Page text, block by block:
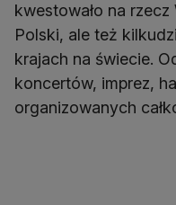
kwestowało na
Polski, ale też
krajach na świecie.
koncertów, imprez,
organizowanych